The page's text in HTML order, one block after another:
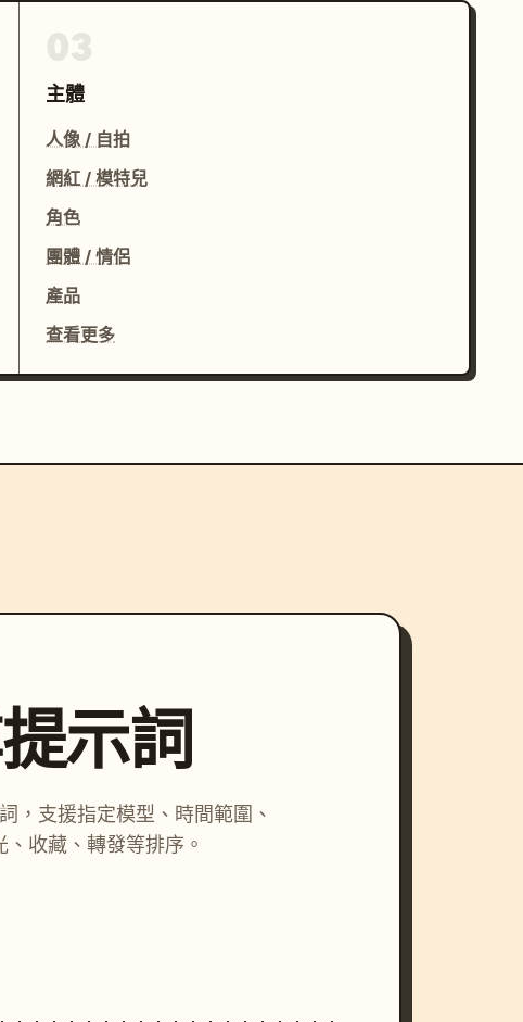
主體
人像 / 自拍
網紅 / 模特兒
角色
團體 / 情侶
產品
查看更多
示詞
，支援指定模型、時間範圍、
收藏、轉發等排序。